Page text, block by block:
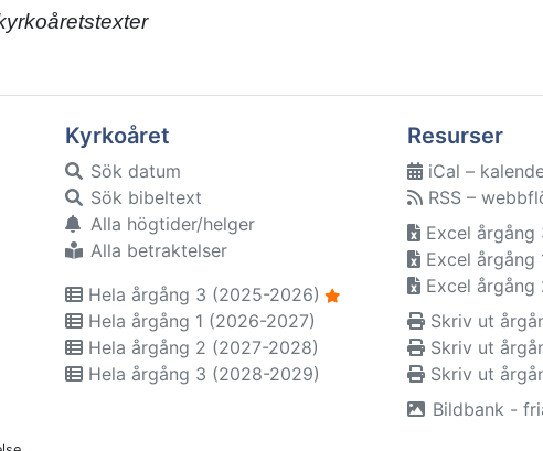
Kyrkoåret
Sök datum
Sök bibeltext
Alla högtider/helger
Alla betraktelser
Hela årgång 3 (2025-2026)
Hela årgång 1 (2026-2027)
Hela årgång 2 (2027-2028)
Hela årgång 3 (2028-2029)
Resurser
iCal –
RSS –
Excel
Excel årgång
Excel
Skriv ut
Skriv ut
Skriv ut
Bildbank -